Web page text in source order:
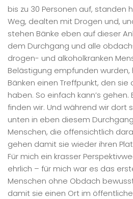
bis zu 30 Personen auf, standen
Weg, dealten mit Drogen und,
stehen Bänke eben auf dieser
dem Durchgang und alle
drogen- und alkoholkranken
Belästigung empfunden
Bänken einen Treffpunkt, den
haben. So einfach kann’s gehen.
finden wir. Und während wir dort
unten in eben diesem
Menschen, die offensichtlich
gehen damit sie wieder ihren
Für mich ein krasser
ehrlich – für mich war es das
Menschen ohne Obdach
damit sie einen Ort im